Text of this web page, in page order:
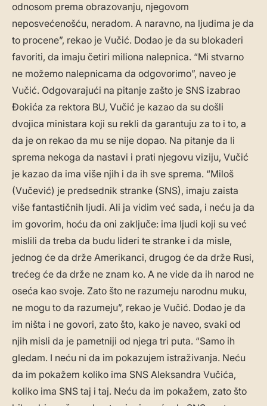
odnosom prema obrazovanju, njegovom
neposvećenošću, neradom. A naravno, na ljudima je da
to procene”, rekao je Vučić. Dodao je da su blokaderi
favoriti, da imaju četiri miliona nalepnica. “Mi stvarno
ne možemo nalepnicama da odgovorimo”, naveo je
Vučić. Odgovarajući na pitanje zašto je SNS izabrao
Đokića za rektora BU, Vučić je kazao da su došli
dvojica ministara koji su rekli da garantuju za to i to, a
da je on rekao da mu se nije dopao. Na pitanje da li
sprema nekoga da nastavi i prati njegovu viziju, Vučić
je kazao da ima više njih i da ih sve sprema. “Miloš
(Vučević) je predsednik stranke (SNS), imaju zaista
više fantastičnih ljudi. Ali ja vidim već sada, i neću ja da
im govorim, hoću da oni zaključe: ima ljudi koji su već
mislili da treba da budu lideri te stranke i da misle,
jednog će da drže Amerikanci, drugog će da drže Rusi,
trećeg će da drže ne znam ko. A ne vide da ih narod ne
oseća kao svoje. Zato što ne razumeju narodnu muku,
ne mogu to da razumeju”, rekao je Vučić. Dodao je da
im ništa i ne govori, zato što, kako je naveo, svaki od
njih misli da je pametniji od njega tri puta. “Samo ih
gledam. I neću ni da im pokazujem istraživanja. Neću
da im pokažem koliko ima SNS Aleksandra Vučića,
koliko ima SNS taj i taj. Neću da im pokažem, zato što